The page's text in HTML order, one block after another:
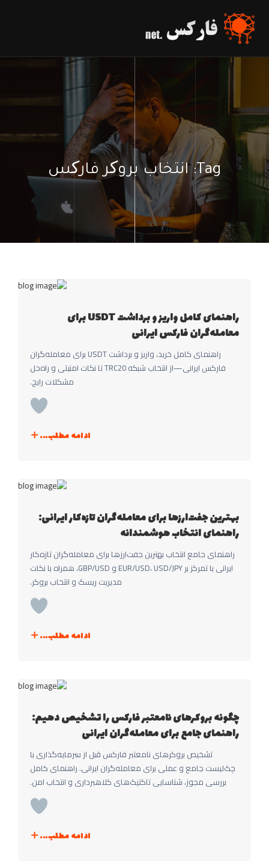
Tag: انتخاب بروکر فارکس
راهنمای کامل واریز و برداشت USDT برای
معامله‌گران فارکس ایرانی
راهنمای کامل خرید، واریز و برداشت USDT برای معامله‌گران
فارکس ایرانی—از انتخاب شبکه TRC20 تا نکات امنیتی و راه‌حل
مشکلات رایج.
ادامه مطلب...
بهترین جفت‌ارزها برای معامله‌گران تازه‌کار ایرانی:
راهنمای انتخاب هوشمندانه
راهنمای جامع انتخاب بهترین جفت‌ارزها برای معامله‌گران تازه‌کار
ایرانی با تمرکز بر EUR/USD، USD/JPY و GBP/USD، همراه با نکات
مدیریت ریسک و انتخاب بروکر.
ادامه مطلب...
چگونه بروکرهای نامعتبر فارکس را تشخیص دهیم:
راهنمای جامع برای معامله‌گران ایرانی
تشخیص بروکرهای نامعتبر فارکس قبل از سرمایه‌گذاری با
چک‌لیست جامع و عملی برای معامله‌گران ایرانی. راهنمای کامل
بررسی مجوز، شناسایی تاکتیک‌های کلاهبرداری و انتخاب امن.
ادامه مطلب...